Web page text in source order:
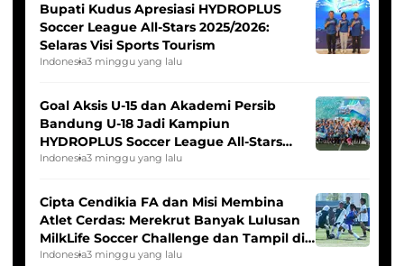
Bupati Kudus Apresiasi HYDROPLUS
Soccer League All-Stars 2025/2026:
Selaras Visi Sports Tourism
Indonesia3 minggu yang lalu
Goal Aksis U-15 dan Akademi Persib
Bandung U-18 Jadi Kampiun
HYDROPLUS Soccer League All-Stars
2025/2026
Indonesia3 minggu yang lalu
Cipta Cendikia FA dan Misi Membina
Atlet Cerdas: Merekrut Banyak Lulusan
MilkLife Soccer Challenge dan Tampil di
HYDROPLUS Soccer League
Indonesia3 minggu yang lalu